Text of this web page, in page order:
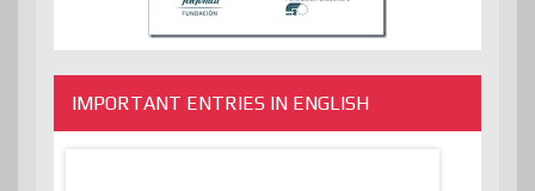
IMPORTANT ENTRIES IN ENGLISH